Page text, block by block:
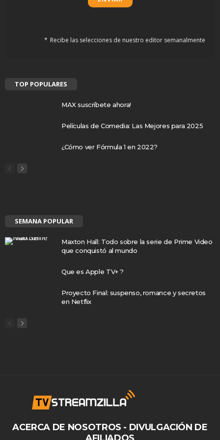
Recibe las selecciones de nuestro editor semanalmente
TOP POPULARES
MAX suscríbete ahora!
Películas de Comedia: Las Mejores para 2025
¿Cómo ver Fórmula 1 en 2022?
SEMANA POPULAR
Maxton Hall: Todo sobre la serie de Prime Video
que conquistó al mundo
Que es Apple TV+ ?
Proyecto Final: suspenso, romance y secretos
en Netflix
ACERCA DE NOSOTROS - DIVULGACIÓN DE